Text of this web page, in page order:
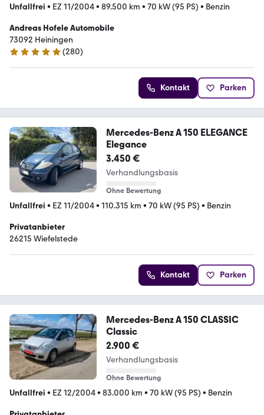
Unfallfrei • EZ 11/2004• 89.500 km • 70 kW (95 PS) • Benzin
Andreas Hofele Automobile
73092 Heiningen
4.8 Sterne
(280)
Kontakt Parken
Mercedes-Benz A 150 ELEGANCE
Elegance
3.450 €
Verhandlungsbasis
Ohne Bewertung
Unfallfrei • EZ 11/2004• 110.315 km • 70 kW (95 PS) • Benzin
Privatanbieter
26215 Wiefelstede
Kontakt Parken
Mercedes-Benz A 150 CLASSIC
Classic
2.900 €
Verhandlungsbasis
Ohne Bewertung
Unfallfrei • EZ 12/2004• 83.000 km • 70 kW (95 PS) • Benzin